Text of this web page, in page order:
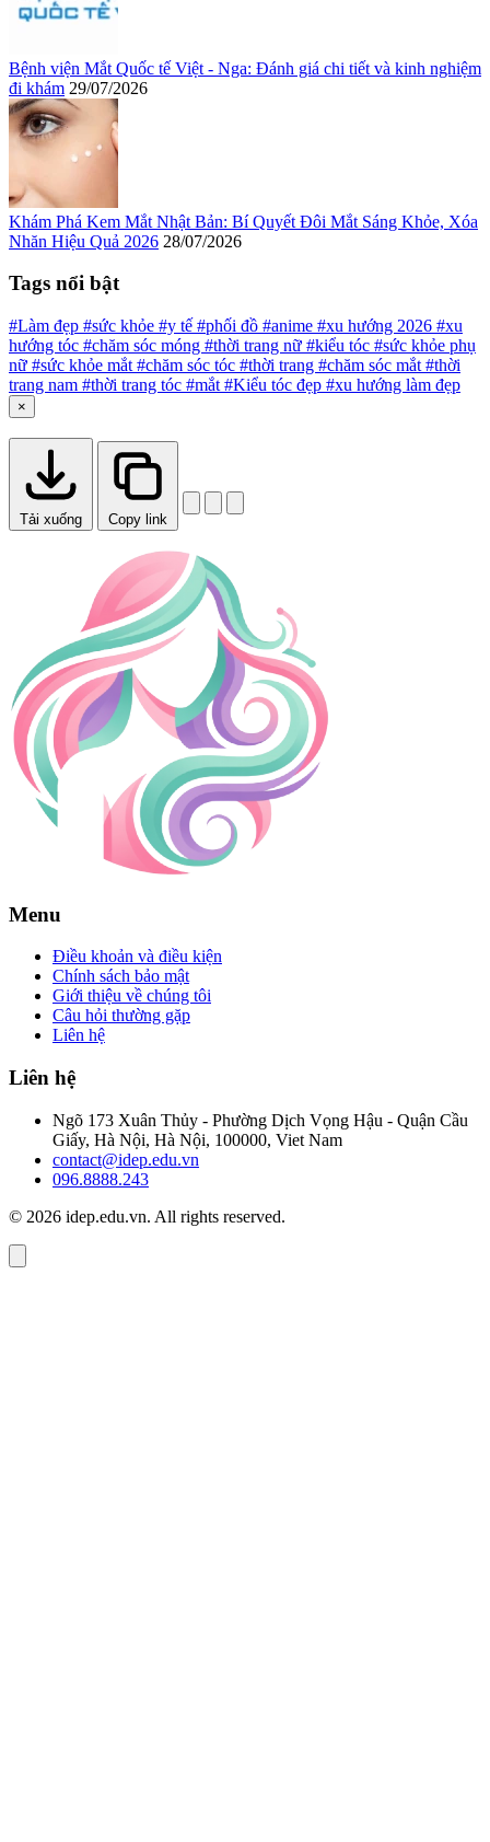
Bệnh viện Mắt Quốc tế Việt - Nga: Đánh giá chi tiết và kinh nghiệm
đi khám 29/07/2026
Khám Phá Kem Mắt Nhật Bản: Bí Quyết Đôi Mắt Sáng Khỏe, Xóa
Nhăn Hiệu Quả 2026 28/07/2026
Tags nổi bật
#Làm đẹp #sức khỏe #y tế #phối đồ #anime #xu hướng 2026 #xu
hướng tóc #chăm sóc móng #thời trang nữ #kiểu tóc #sức khỏe phụ
nữ #sức khỏe mắt #chăm sóc tóc #thời trang #chăm sóc mắt #thời
trang nam #thời trang tóc #mắt #Kiểu tóc đẹp #xu hướng làm đẹp
×
Tải xuống Copy link
Menu
Điều khoản và điều kiện
Chính sách bảo mật
Giới thiệu về chúng tôi
Câu hỏi thường gặp
Liên hệ
Liên hệ
Ngõ 173 Xuân Thủy - Phường Dịch Vọng Hậu - Quận Cầu
Giấy, Hà Nội, Hà Nội, 100000, Viet Nam
contact@idep.edu.vn
096.8888.243
© 2026 idep.edu.vn. All rights reserved.